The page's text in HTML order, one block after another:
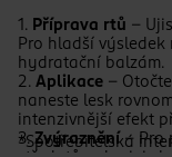
1. Příprava rtů –
Pro hladší
hydratační balzám.
2. Aplikace –
naneste lesk
intenzivnější efekt
3.Zvýraznění– Pro
*Spotřebitelská